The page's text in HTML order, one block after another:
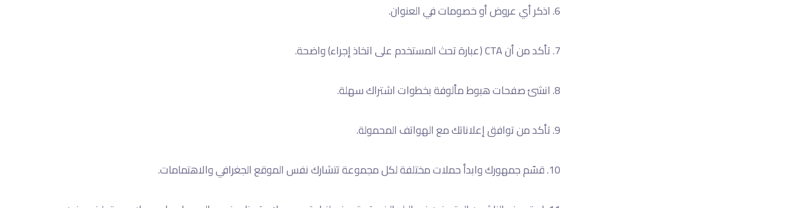
6. اذكر أي عروض أو خصومات في العنوان.
7. تأكد من أن CTA (عبارة تحث المستخدم على اتخاذ إجراء) واضحة.
8. انشئ صفحات هبوط مألوفة بخطوات اشتراك سهلة.
9. تأكد من توافق إعلاناتك مع الهواتف المحمولة.
10. قسّم جمهورك وابدأ حملات مختلفة لكل مجموعة تتشارك نفس الموقع الجغرافي والاهتمامات.